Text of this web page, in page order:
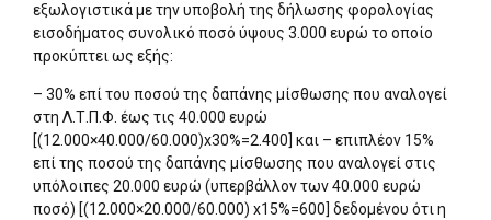
εξωλογιστικά με την υποβολή της δήλωσης φορολογίας
εισοδήματος συνολικό ποσό ύψους 3.000 ευρώ το οποίο
προκύπτει ως εξής:
– 30% επί του ποσού της δαπάνης μίσθωσης που αναλογεί
στη Λ.Τ.Π.Φ. έως τις 40.000 ευρώ
[(12.000×40.000/60.000)x30%=2.400] και – επιπλέον 15%
επί της ποσού της δαπάνης μίσθωσης που αναλογεί στις
υπόλοιπες 20.000 ευρώ (υπερβάλλον των 40.000 ευρώ
ποσό) [(12.000×20.000/60.000) x15%=600] δεδομένου ότι η